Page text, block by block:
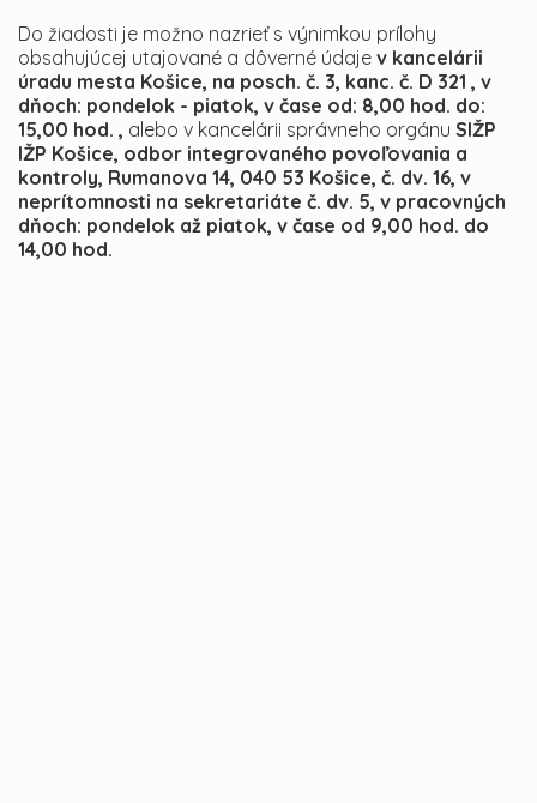
Do žiadosti je možno nazrieť s výnimkou prílohy
obsahujúcej utajované a dôverné údaje v kancelárii
úradu mesta Košice, na posch. č. 3, kanc. č. D 321 , v
dňoch: pondelok - piatok, v čase od: 8,00 hod. do:
15,00 hod. , alebo v kancelárii správneho orgánu SIŽP
IŽP Košice, odbor integrovaného povoľovania a
kontroly, Rumanova 14, 040 53 Košice, č. dv. 16, v
neprítomnosti na sekretariáte č. dv. 5, v pracovných
dňoch: pondelok až piatok, v čase od 9,00 hod. do
14,00 hod.